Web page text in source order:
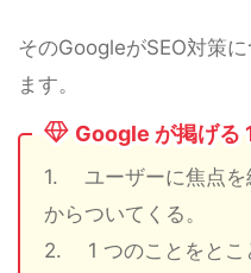
そのGoogleがSEO対策
ます。
Google が掲げる
1. ユーザーに焦点を
からついてくる。
2. 1 つのことをとこ